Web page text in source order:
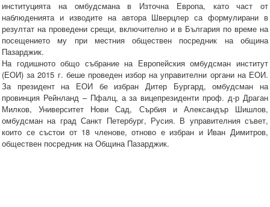
институцията на омбудсмана в Източна Европа, като част от
наблюденията и изводите на автора Шверцлер са формулирани в
резултат на проведени срещи, включително и в България по време на
посещението му при местния обществен посредник на община
Пазарджик.
На годишното общо събрание на Европейския омбудсман институт
(ЕОИ) за 2015 г. беше проведен избор на управителни органи на ЕОИ.
За президент на ЕОИ бе избран Дитер Бургард, омбудсман на
провинция Рейнланд – Пфалц, а за вицепрезиденти проф. д-р Драган
Милков, Университет Нови Сад, Сърбия и Александър Шишлов,
омбудсман на град Санкт Петербург, Русия. В управителния съвет,
които се състои от 18 членове, отново е избран и Иван Димитров,
обществен посредник на Община Пазарджик.